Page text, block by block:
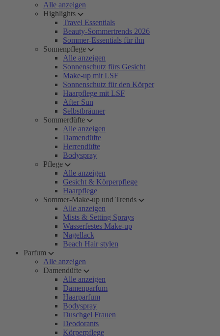
Alle anzeigen
Highlights
Travel Essentials
Beauty-Sommertrends 2026
Sommer-Essentials für ihn
Sonnenpflege
Alle anzeigen
Sonnenschutz fürs Gesicht
Make-up mit LSF
Sonnenschutz für den Körper
Haarpflege mit LSF
After Sun
Selbstbräuner
Sommerdüfte
Alle anzeigen
Damendüfte
Herrendüfte
Bodyspray
Pflege
Alle anzeigen
Gesicht & Körperpflege
Haarpflege
Sommer-Make-up und Trends
Alle anzeigen
Mists & Setting Sprays
Wasserfestes Make-up
Nagellack
Beach Hair stylen
Parfum
Alle anzeigen
Damendüfte
Alle anzeigen
Damenparfum
Haarparfum
Bodyspray
Duschgel Frauen
Deodorants
Körperpflege